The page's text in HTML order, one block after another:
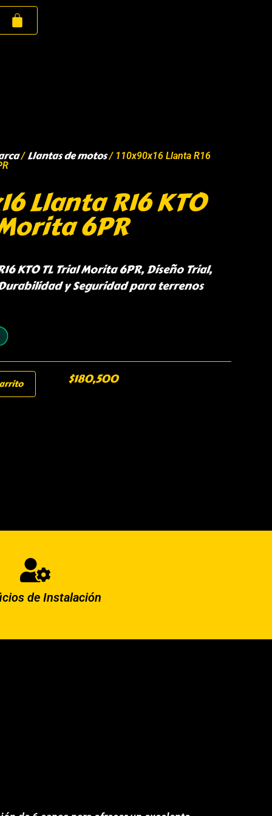
/Llantas de motos/ 110x90x16 Llanta R16
Llanta R16 KTO
6PR
KTO TL Trial Morita 6PR, Diseño Trial,
Durabilidad y Seguridad para terrenos
$180,500
de Instalación